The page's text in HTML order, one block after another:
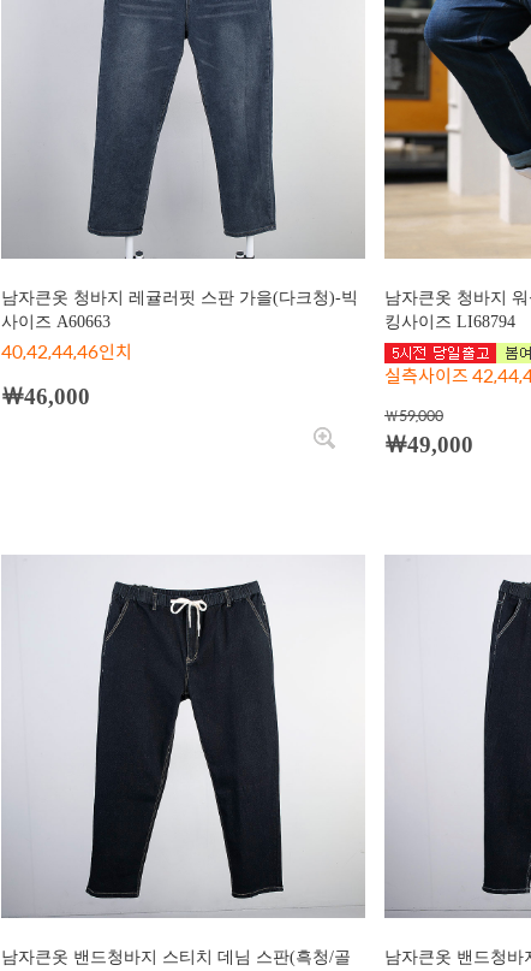
남자큰옷 청바지 레귤러핏 스판 가을(다크청)-빅
사이즈 A60663
40,42,44,46인치
￦46,000
남자큰옷 청바지
킹사이즈 LI68794
실측사이즈
￦59,000
￦49,000
남자큰옷 밴드청바지 스티치 데님 스판(흑청/골
남자큰옷 밴드청바